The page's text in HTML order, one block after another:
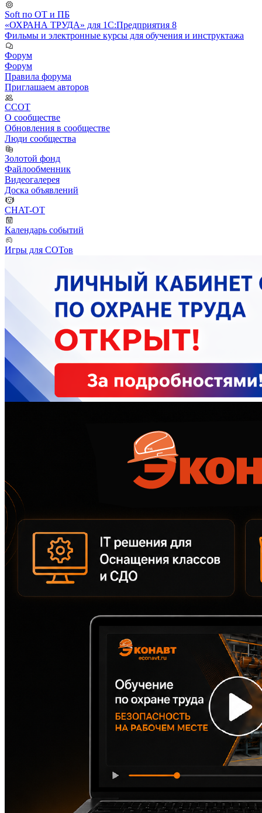
Soft по ОТ и ПБ
«ОХРАНА ТРУДА» для 1С:Предприятия 8
Фильмы и электронные курсы для обучения и инструктажа
Форум
Форум
Правила форума
Приглашаем авторов
ССОТ
О сообществе
Обновления в сообществе
Люди сообщества
Золотой фонд
Файлообменник
Видеогалерея
Доска объявлений
CHAT-OT
Календарь событий
Игры для СОТов